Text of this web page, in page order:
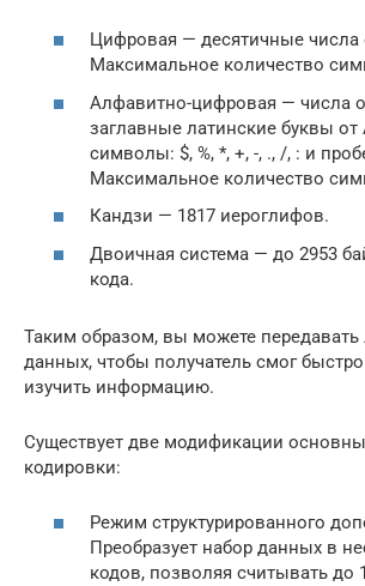
Цифровая — десятичные числа
Максимальное количество
Алфавитно-цифровая — числа
заглавные латинские буквы от
символы: $, %, *, +, -, ., /, : и
Максимальное количество
Кандзи — 1817 иероглифов.
Двоичная система — до 2953
кода.
Таким образом, вы можете
данных, чтобы получатель смог
изучить информацию.
Существует две модификации
кодировки:
Режим структурированного
Преобразует набор данных в
кодов, позволяя считывать до